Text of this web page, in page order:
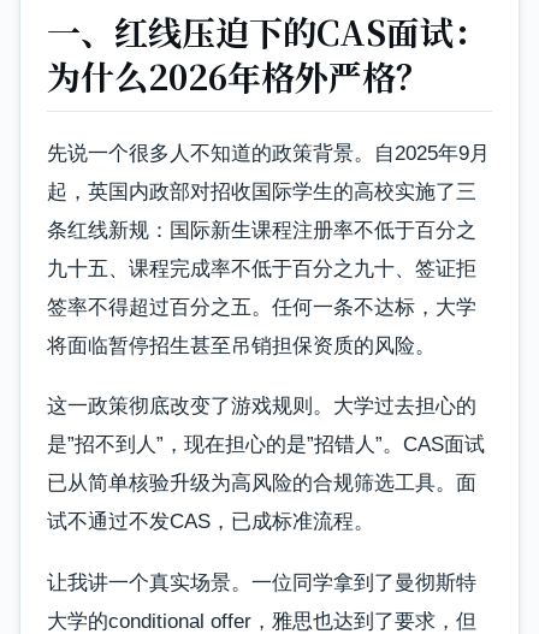
一、红线压迫下的CAS面试：
为什么2026年格外严格？
先说一个很多人不知道的政策背景。自2025年9月
起，英国内政部对招收国际学生的高校实施了三
条红线新规：国际新生课程注册率不低于百分之
九十五、课程完成率不低于百分之九十、签证拒
签率不得超过百分之五。任何一条不达标，大学
将面临暂停招生甚至吊销担保资质的风险。
这一政策彻底改变了游戏规则。大学过去担心的
是”招不到人”，现在担心的是”招错人”。CAS面试
已从简单核验升级为高风险的合规筛选工具。面
试不通过不发CAS，已成标准流程。
让我讲一个真实场景。一位同学拿到了曼彻斯特
大学的conditional offer，雅思也达到了要求，但